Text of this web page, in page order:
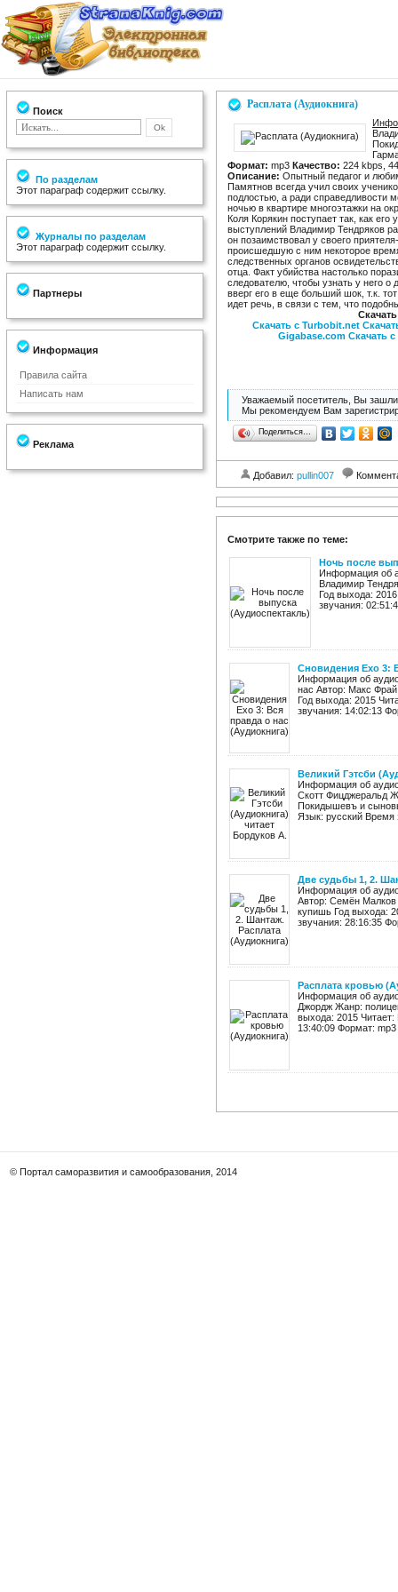
Поиск
По разделам
Этот параграф содержит ссылку.
Журналы по разделам
Этот параграф содержит ссылку.
Партнеры
Информация
Правила сайта
Написать нам
Реклама
Расплата (Аудиокнига)
Формат: mp3 Качество: 224 kbps,
Описание: Опытный педагог и
Памятнов всегда учил своих
подлостью, а ради справедливости
ночью в квартире многоэтажки на
Коля Корякин поступает так, как
выступлений Владимир Тендряков
он позаимствовал у своего
происшедшую с ним некоторое
следственных органов
отца. Факт убийства настолько
следователю, чтобы узнать у него о
вверг его в еще больший шок, т.к.
идет речь, в связи с тем, что
Скачать с Turbobit.net
Gigabase.com Скачать
Уважаемый посетитель, Вы зашли
Мы рекомендуем Вам
Поделиться…
Добавил: pullin007
Смотрите также по теме:
Ночь после
Информация об
Владимир
Год выхода:
звучания:
Сновидения Ехо 3:
Информация об
нас Автор: Макс Фрай
Год выхода: 2015
звучания: 14:02:13
Великий Гэтсби
Информация об
Скотт Фицджеральд
Покидышевъ и
Язык: русский Время
Две судьбы 1, 2.
Информация об
Автор: Семён
купишь Год выхода:
звучания: 28:16:35
Расплата кровью
Информация об
Джордж Жанр:
выхода: 2015
13:40:09 Формат:
© Портал саморазвития и самообразования, 2014